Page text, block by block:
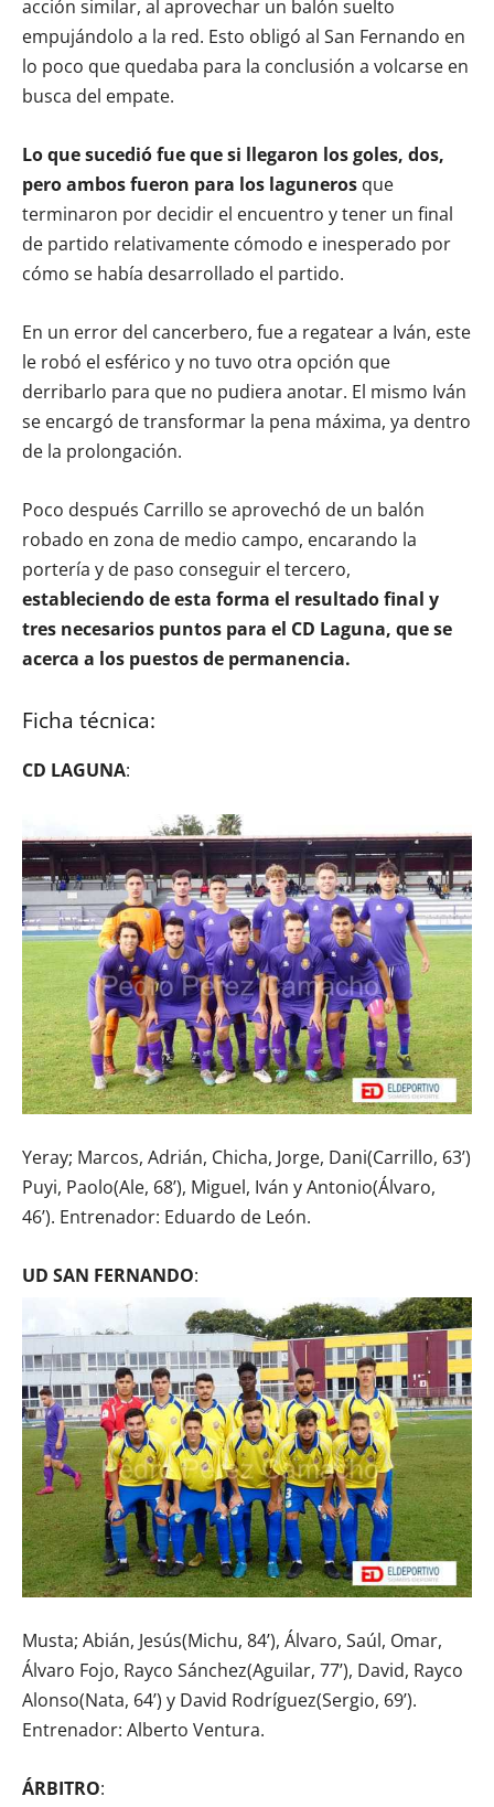
acción similar, al aprovechar un balón suelto
empujándolo a la red. Esto obligó al San Fernando en
lo poco que quedaba para la conclusión a volcarse en
busca del empate.
Lo que sucedió fue que si llegaron los goles, dos,
pero ambos fueron para los laguneros que
terminaron por decidir el encuentro y tener un final
de partido relativamente cómodo e inesperado por
cómo se había desarrollado el partido.
En un error del cancerbero, fue a regatear a Iván, este
le robó el esférico y no tuvo otra opción que
derribarlo para que no pudiera anotar. El mismo Iván
se encargó de transformar la pena máxima, ya dentro
de la prolongación.
Poco después Carrillo se aprovechó de un balón
robado en zona de medio campo, encarando la
portería y de paso conseguir el tercero,
estableciendo de esta forma el resultado final y
tres necesarios puntos para el CD Laguna, que se
acerca a los puestos de permanencia.
Ficha técnica:
CD LAGUNA:
Yeray; Marcos, Adrián, Chicha, Jorge, Dani(Carrillo, 63’)
Puyi, Paolo(Ale, 68’), Miguel, Iván y Antonio(Álvaro,
46’). Entrenador: Eduardo de León.
UD SAN FERNANDO:
Musta; Abián, Jesús(Michu, 84’), Álvaro, Saúl, Omar,
Álvaro Fojo, Rayco Sánchez(Aguilar, 77’), David, Rayco
Alonso(Nata, 64’) y David Rodríguez(Sergio, 69’).
Entrenador: Alberto Ventura.
ÁRBITRO: